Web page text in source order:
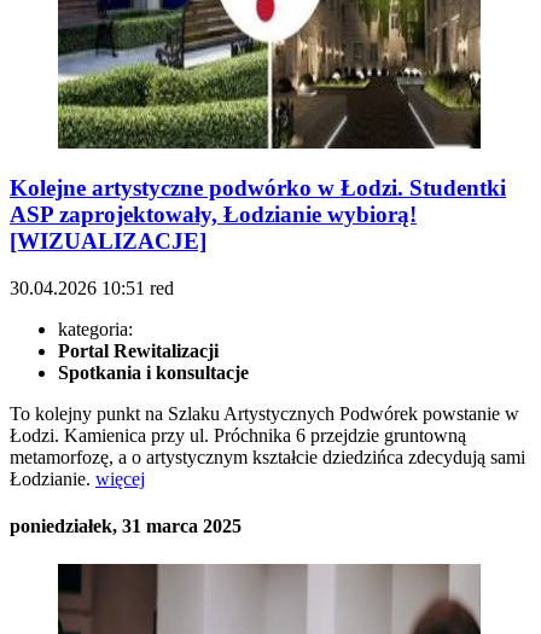
Kolejne artystyczne podwórko w Łodzi. Studentki
ASP zaprojektowały, Łodzianie wybiorą!
[WIZUALIZACJE]
30.04.2026 10:51 red
kategoria:
Portal Rewitalizacji
Spotkania i konsultacje
To kolejny punkt na Szlaku Artystycznych Podwórek powstanie w
Łodzi. Kamienica przy ul. Próchnika 6 przejdzie gruntowną
metamorfozę, a o artystycznym kształcie dziedzińca zdecydują sami
Łodzianie. więcej
poniedziałek, 31 marca 2025